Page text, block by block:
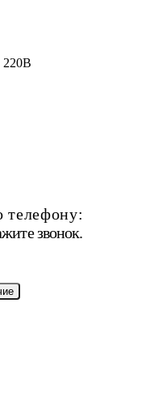
220В
звонок.